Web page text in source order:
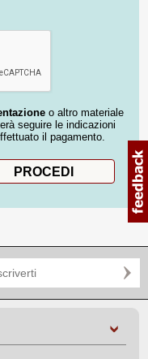
o altro materiale
seguire le indicazioni
il pagamento.